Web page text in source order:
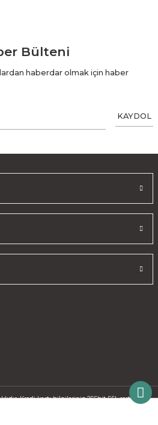
Bülteni
haberdar olmak için haber
KAYDOL
Kredi kartı bilgileriniz 256bit SSL sertifikası